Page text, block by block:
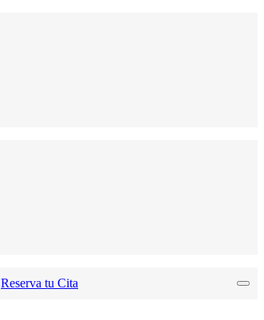
Reserva tu Cita